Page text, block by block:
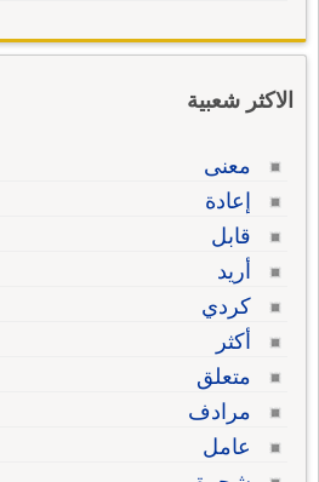
الاكثر شعبية
معنى
إعادة
قابل
أريد
كردي
أكثر
متعلق
مرادف
عامل